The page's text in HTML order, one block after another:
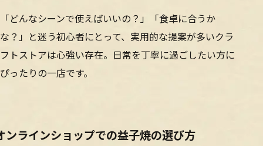
「どんなシーンで使えばいいの？」「食卓に合うか
な？」と迷う初心者にとって、実用的な提案が多いクラ
フトストアは心強い存在。日常を丁寧に過ごしたい方に
ぴったりの一店です。
ンラインショップでの益子焼の選び方